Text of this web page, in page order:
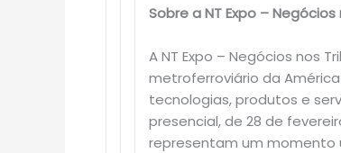
Sobre a NT Expo – Negócios
A NT Expo – Negócios nos
metroferroviário da
tecnologias, produtos e
presencial, de 28 de
representam um momento